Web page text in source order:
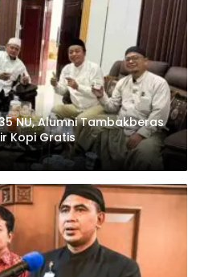
NU, Alumni Tambakberas
Kopi Gratis